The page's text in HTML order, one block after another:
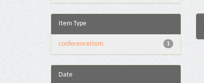
Item Type
1
conferenceItem
Date